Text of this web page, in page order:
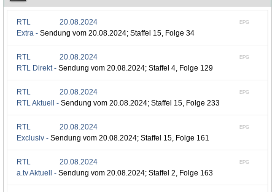
EPG
RTL
20.08.2024
Extra - Sendung vom 20.08.2024; Staffel 15, Folge 34
EPG
RTL
20.08.2024
RTL Direkt - Sendung vom 20.08.2024; Staffel 4, Folge 129
EPG
RTL
20.08.2024
RTL Aktuell - Sendung vom 20.08.2024; Staffel 15, Folge 233
EPG
RTL
20.08.2024
Exclusiv - Sendung vom 20.08.2024; Staffel 15, Folge 161
EPG
RTL
20.08.2024
a.tv Aktuell - Sendung vom 20.08.2024; Staffel 2, Folge 163